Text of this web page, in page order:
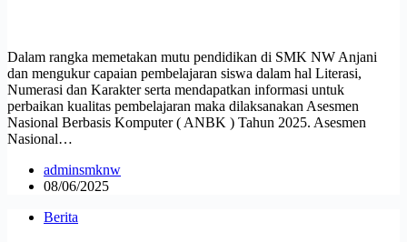
Dalam rangka memetakan mutu pendidikan di SMK NW Anjani
dan mengukur capaian pembelajaran siswa dalam hal Literasi,
Numerasi dan Karakter serta mendapatkan informasi untuk
perbaikan kualitas pembelajaran maka dilaksanakan Asesmen
Nasional Berbasis Komputer ( ANBK ) Tahun 2025. Asesmen
Nasional…
adminsmknw
08/06/2025
Berita